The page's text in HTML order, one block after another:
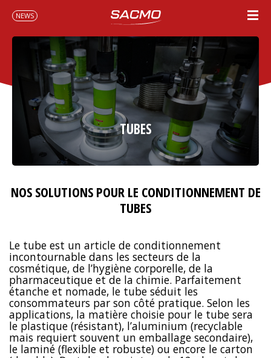
NEWS
TUBES
NOS SOLUTIONS POUR LE CONDITIONNEMENT DE
TUBES
Le tube est un article de conditionnement
incontournable dans les secteurs de la
cosmétique, de l’hygiène corporelle, de la
pharmaceutique et de la chimie. Parfaitement
étanche et nomade, le tube séduit les
consommateurs par son côté pratique. Selon les
applications, la matière choisie pour le tube sera
le plastique (résistant), l’aluminium (recyclable
mais requiert souvent un emballage secondaire),
le laminé (flexible et robuste) ou encore le carton